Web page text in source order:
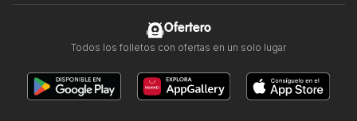
Ofertero
Todos los folletos con ofertas en un solo lugar